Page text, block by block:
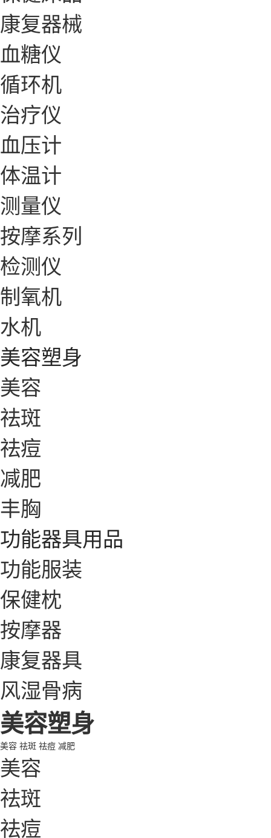
康复器械
血糖仪
循环机
治疗仪
血压计
体温计
测量仪
按摩系列
检测仪
制氧机
水机
美容塑身
美容
祛斑
祛痘
减肥
丰胸
功能器具用品
功能服装
保健枕
按摩器
康复器具
风湿骨病
美容塑身
美容 祛斑 祛痘 减肥
美容
祛斑
祛痘